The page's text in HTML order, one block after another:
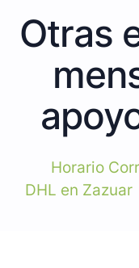
Otras
Horario
DHL en Zazuar